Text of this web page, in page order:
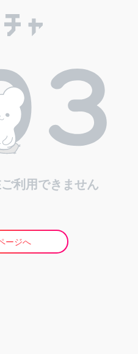
利用できません